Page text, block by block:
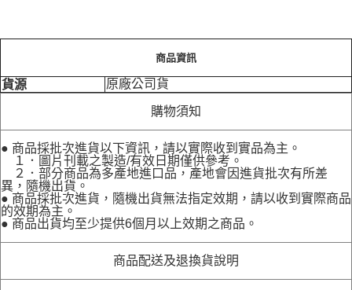
商品資訊
貨源 原廠公司貨
購物須知
● 商品採批次進貨以下資訊，請以實際收到實品為主。
１．圖片刊載之製造/有效日期僅供參考。
２．部分商品為多產地進口品，產地會因進貨批次有所差
異，隨機出貨。
● 商品採批次進貨，隨機出貨無法指定效期，請以收到實際商品
的效期為主。
● 商品出貨均至少提供6個月以上效期之商品。
商品配送及退換貨說明